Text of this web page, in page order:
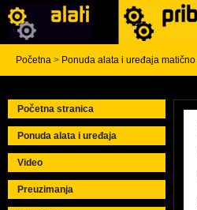
Početna > Ponuda alata i uređaja matično
Početna stranica
Ponuda alata i uređaja
Video
Preuzimanja